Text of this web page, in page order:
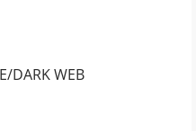
DARK WEB